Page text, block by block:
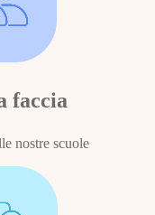
faccia
nostre scuole